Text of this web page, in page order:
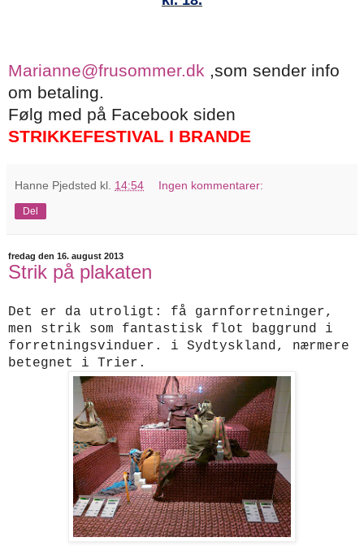
Marianne@frusommer.dk ,som sender info
om betaling.
Følg med på Facebook siden
STRIKKEFESTIVAL I BRANDE
Hanne Pjedsted kl. 14:54 Ingen kommentarer:
Del
fredag den 16. august 2013
Strik på plakaten
Det er da utroligt: få garnforretninger,
men strik som fantastisk flot baggrund i
forretningsvinduer. i Sydtyskland, nærmere
betegnet i Trier.